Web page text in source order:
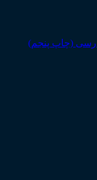
(چاپ پنجم)